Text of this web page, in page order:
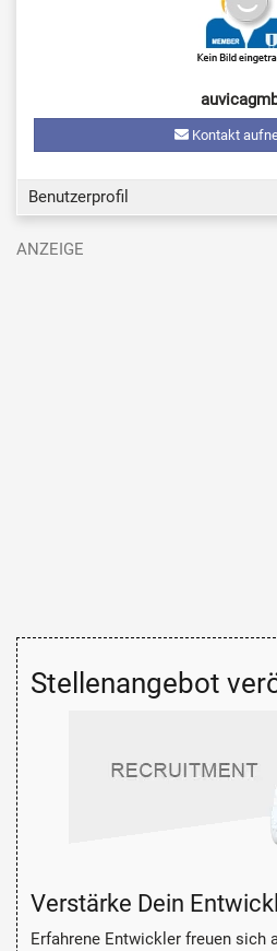
Kontakt
Benutzerprofil
Stellenangebot
Verstärke Dein
Erfahrene Entwickler freuen sich